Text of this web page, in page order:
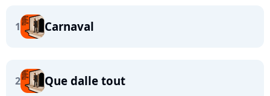
1 Carnaval
2 Que dalle tout